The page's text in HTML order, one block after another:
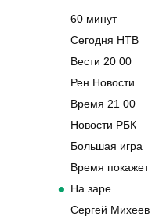
60 минут
Сегодня НТВ
Вести 20 00
Рен Новости
Время 21 00
Новости РБК
Большая игра
Время покажет
На заре
Сергей Михеев